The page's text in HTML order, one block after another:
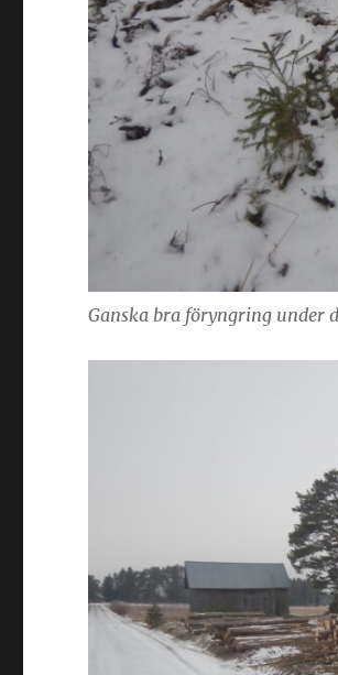
Ganska bra föryngring under